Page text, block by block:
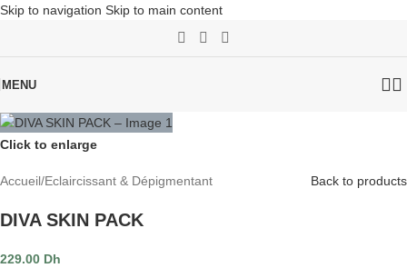
Skip to navigation Skip to main content
MENU
Click to enlarge
Accueil/Eclaircissant & Dépigmentant Back to products
DIVA SKIN PACK
229.00 Dh